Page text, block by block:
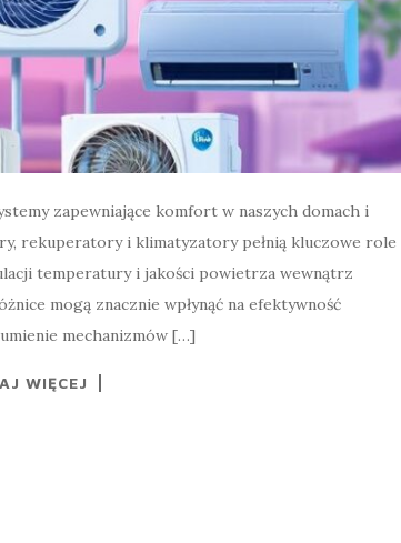
zapewniające komfort w naszych domach i
rekuperatory i klimatyzatory pełnią kluczowe role
temperatury i jakości powietrza wewnątrz
mogą znacznie wpłynąć na efektywność
mechanizmów […]
WIĘCEJ